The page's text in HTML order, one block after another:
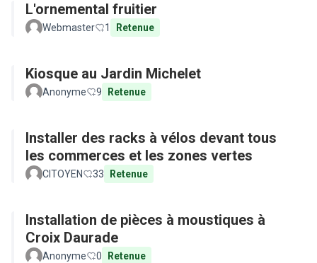
L'ornemental fruitier
Webmaster 1 Retenue
Kiosque au Jardin Michelet
Anonyme 9 Retenue
Installer des racks à vélos devant tous
les commerces et les zones vertes
CITOYEN 33 Retenue
Installation de pièces à moustiques à
Croix Daurade
Anonyme 0 Retenue